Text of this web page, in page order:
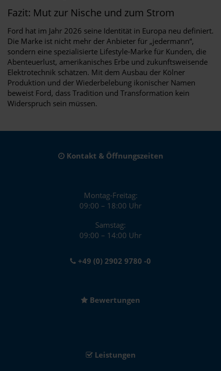
Fazit: Mut zur Nische und zum Strom
Ford hat im Jahr 2026 seine Identität in Europa neu definiert.
Die Marke ist nicht mehr der Anbieter für „jedermann“,
sondern eine spezialisierte Lifestyle-Marke für Kunden, die
Abenteuerlust, amerikanisches Erbe und zukunftsweisende
Elektrotechnik schätzen. Mit dem Ausbau der Kölner
Produktion und der Wiederbelebung ikonischer Namen
beweist Ford, dass Tradition und Transformation kein
Widerspruch sein müssen.
Kontakt & Öffnungszeiten
Montag-Freitag:
09:00 – 18:00 Uhr
Samstag:
09:00 – 14:00 Uhr
+49 (0) 2902 9780 -0
Bewertungen
Leistungen